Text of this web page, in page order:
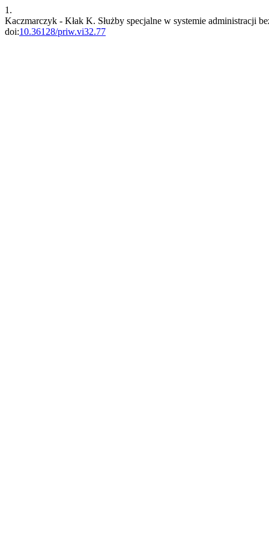
1.
Kaczmarczyk - Kłak K. Służby specjalne w systemie administracji
doi:10.36128/priw.vi32.77